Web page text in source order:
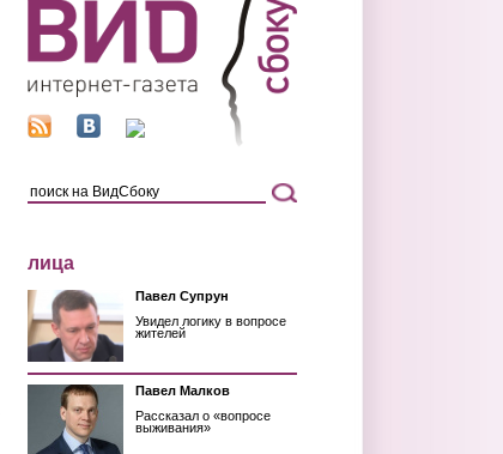
лица
Павел Супрун
Увидел логику в вопросе
жителей
Павел Малков
Рассказал о «вопросе
выживания»